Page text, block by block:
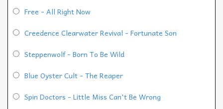
Free - All Right Now
Creedence Clearwater Revival - Fortunate Son
Steppenwolf - Born To Be Wild
Blue Oyster Cult - The Reaper
Spin Doctors - Little Miss Can't Be Wrong